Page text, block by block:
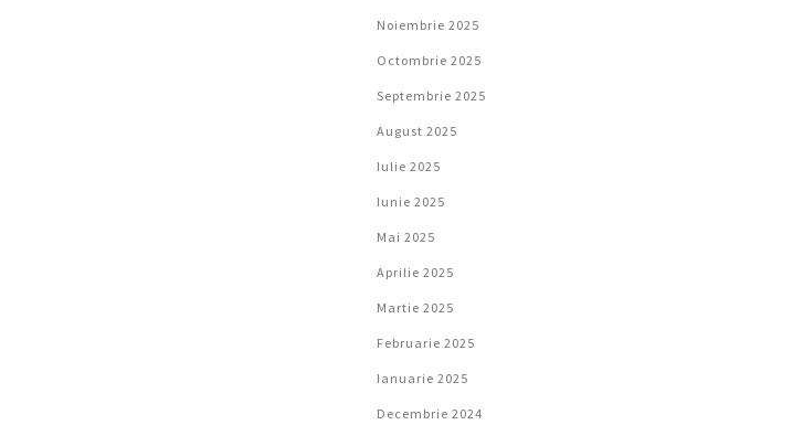
Noiembrie 2025
Octombrie 2025
Septembrie 2025
August 2025
Iulie 2025
Iunie 2025
Mai 2025
Aprilie 2025
Martie 2025
Februarie 2025
Ianuarie 2025
Decembrie 2024